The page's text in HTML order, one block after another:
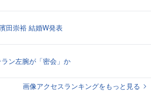
田崇裕 結婚W発表
ン左腕が「密会」か
画像アクセスランキングをもっと見る